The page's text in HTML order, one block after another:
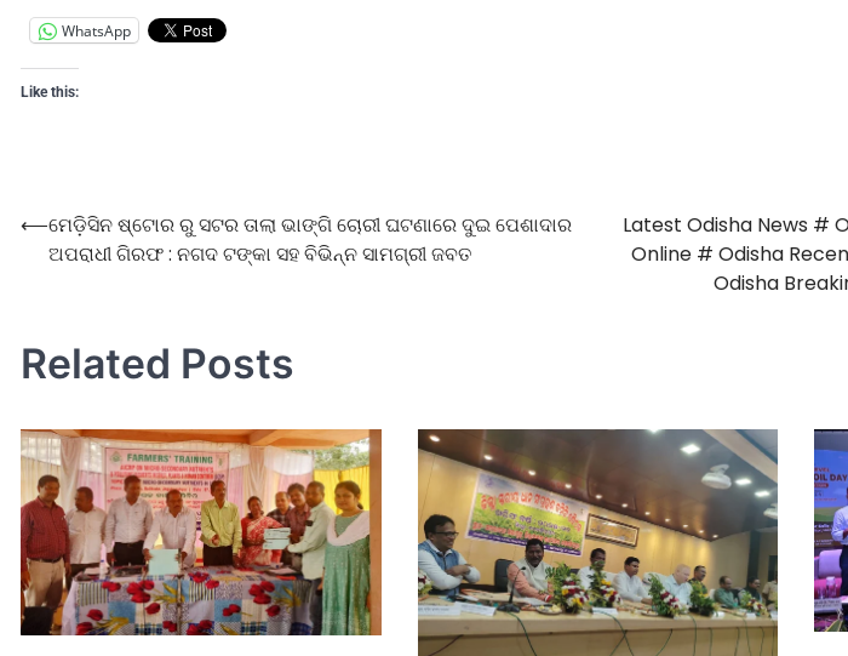
WhatsApp
Like this:
⟵ମେଡ଼ିସିନ ଷ୍ଟୋର ରୁ ସଟର ତାଲା ଭାଙ୍ଗି ଚୋରୀ ଘଟଣାରେ ଦୁଇ ପେଶାଦାର
ଅପରାଧୀ ଗିରଫ : ନଗଦ ଟଙ୍କା ସହ ବିଭିନ୍ନ ସାମଗ୍ରୀ ଜବତ
Latest Odisha News #
Online # Odisha
Odisha
Related Posts